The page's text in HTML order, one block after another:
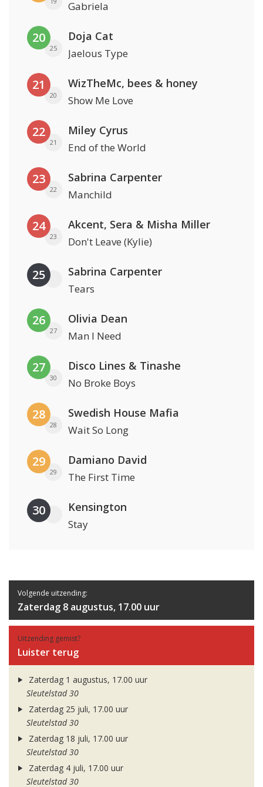
Gabriela
20
25
Doja Cat
Jaelous Type
21
20
WizTheMc, bees & honey
Show Me Love
22
21
Miley Cyrus
End of the World
23
22
Sabrina Carpenter
Manchild
24
23
Akcent, Sera & Misha Miller
Don't Leave (Kylie)
25 Sabrina Carpenter
Tears
26
27
Olivia Dean
Man I Need
27
30
Disco Lines & Tinashe
No Broke Boys
28
28
Swedish House Mafia
Wait So Long
29
29
Damiano David
The First Time
30 Kensington
Stay
Volgende uitzending:
Zaterdag 8 augustus, 17.00 uur
Uitzending gemist?
Luister terug
Zaterdag 1 augustus, 17.00 uur
Sleutelstad 30
Zaterdag 25 juli, 17.00 uur
Sleutelstad 30
Zaterdag 18 juli, 17.00 uur
Sleutelstad 30
Zaterdag 4 juli, 17.00 uur
Sleutelstad 30